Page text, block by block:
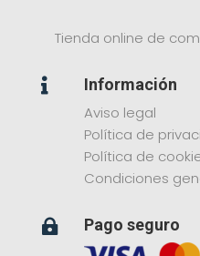
Tienda online de

Información
Aviso legal
Política de
Política de
Condiciones
 Pago seguro